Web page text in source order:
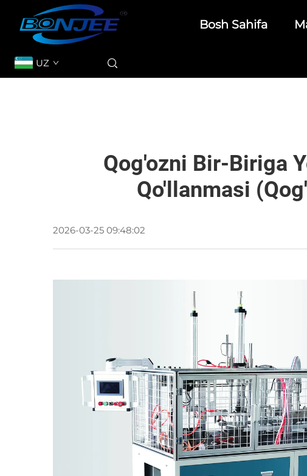
Bosh Sahifa
UZ
Qog'ozni Bir-Biriga
Qo'llanmasi
2026-03-25 09:48:02